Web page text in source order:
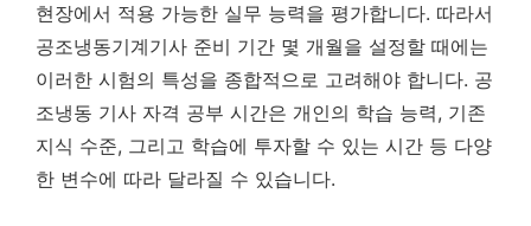
현장에서 적용 가능한 실무 능력을 평가합니다. 따라서
공조냉동기계기사 준비 기간 몇 개월을 설정할 때에는
이러한 시험의 특성을 종합적으로 고려해야 합니다. 공
조냉동 기사 자격 공부 시간은 개인의 학습 능력, 기존
지식 수준, 그리고 학습에 투자할 수 있는 시간 등 다양
한 변수에 따라 달라질 수 있습니다.